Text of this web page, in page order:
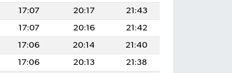
17:07 20:17
21:43
17:07 20:16
21:42
17:06 20:14
21:40
17:06 20:13
21:38